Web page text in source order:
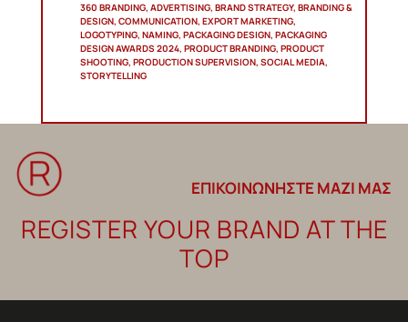
360 BRANDING, ADVERTISING, BRAND STRATEGY, BRANDING &
DESIGN, COMMUNICATION, EXPORT MARKETING,
LOGOTYPING, NAMING, PACKAGING DESIGN, PACKAGING
DESIGN AWARDS 2024, PRODUCT BRANDING, PRODUCT
SHOOTING, PRODUCTION SUPERVISION, SOCIAL MEDIA,
STORYTELLING
ΕΠΙΚΟΙΝΩΝΗΣΤΕ ΜΑΖΙ ΜΑΣ
REGISTER YOUR BRAND AT THE
TOP